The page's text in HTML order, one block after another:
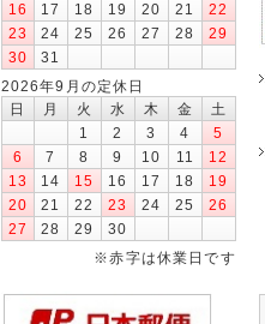
16
17 18 19 20 21
22
23
24 25 26 27 28
29
30
31
2026年9月の定休日
日
月 火 水 木 金
土
1
2 3 4
5
6
7 8 9 10 11
12
13
14 15 16 17 18
19
20
21 22 23 24 25
26
27
28 29
30
※赤字は休業日です